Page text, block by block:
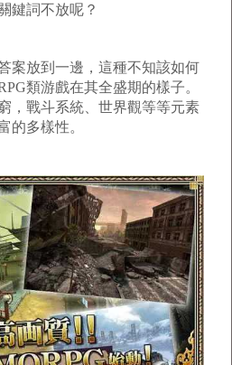
鍵詞不放呢？
案放到一邊，這種不知該如何
類游戲在其全盛期的樣子。
，戰斗系統、世界觀等等元素
的多樣性。